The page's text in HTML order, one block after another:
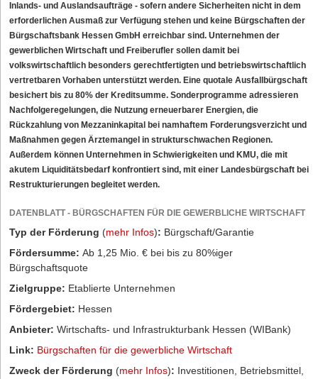
Inlands- und Auslandsaufträge - sofern andere Sicherheiten nicht in dem
erforderlichen Ausmaß zur Verfügung stehen und keine Bürgschaften der
Bürgschaftsbank Hessen GmbH erreichbar sind. Unternehmen der
gewerblichen Wirtschaft und Freiberufler sollen damit bei
volkswirtschaftlich besonders gerechtfertigten und betriebswirtschaftlich
vertretbaren Vorhaben unterstützt werden. Eine quotale Ausfallbürgschaft
besichert bis zu 80% der Kreditsumme. Sonderprogramme adressieren
Nachfolgeregelungen, die Nutzung erneuerbarer Energien, die
Rückzahlung von Mezzaninkapital bei namhaftem Forderungsverzicht und
Maßnahmen gegen Ärztemangel in strukturschwachen Regionen.
Außerdem können Unternehmen in Schwierigkeiten und KMU, die mit
akutem Liquiditätsbedarf konfrontiert sind, mit einer Landesbürgschaft bei
Restrukturierungen begleitet werden.
DATENBLATT - BÜRGSCHAFTEN FÜR DIE GEWERBLICHE WIRTSCHAFT
Typ der Förderung (mehr Infos): Bürgschaft/Garantie
Fördersumme: Ab 1,25 Mio. € bei bis zu 80%iger
Bürgschaftsquote
Zielgruppe: Etablierte Unternehmen
Fördergebiet: Hessen
Anbieter: Wirtschafts- und Infrastrukturbank Hessen (WIBank)
Link: Bürgschaften für die gewerbliche Wirtschaft
Zweck der Förderung (mehr Infos): Investitionen, Betriebsmittel,